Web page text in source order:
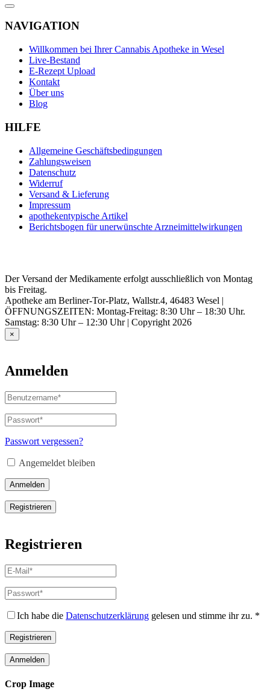
NAVIGATION
Willkommen bei Ihrer Cannabis Apotheke in Wesel
Live-Bestand
E-Rezept Upload
Kontakt
Über uns
Blog
HILFE
Allgemeine Geschäftsbedingungen
Zahlungsweisen
Datenschutz
Widerruf
Versand & Lieferung
Impressum
apothekentypische Artikel
Berichtsbogen für unerwünschte Arzneimittelwirkungen
Der Versand der Medikamente erfolgt ausschließlich von Montag
bis Freitag.
Apotheke am Berliner-Tor-Platz, Wallstr.4, 46483 Wesel |
ÖFFNUNGSZEITEN: Montag-Freitag: 8:30 Uhr – 18:30 Uhr.
Samstag: 8:30 Uhr – 12:30 Uhr | Copyright 2026
×
Anmelden
Benutzername
oder
E-
Mail-
Adresse*
Passwort*
Erforderlich
Passwort vergessen?
Angemeldet bleiben
Anmelden
Registrieren
Registrieren
E-
Mail-
Adresse*
Erforderlich
Passwort*
Erforderlich
Ich habe die Datenschutzerklärung gelesen und stimme ihr zu. *
Registrieren
Anmelden
Crop Image